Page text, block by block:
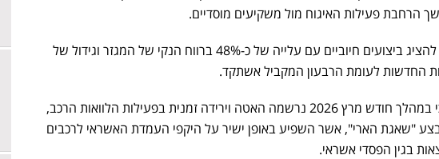
הרחבת פעילות האיגוח מול משקיעים מוסדיים.
גם מגזר הלוואות הרכב המשיך להציג ביצועים חיוביים עם עלייה של כ-48% ברווח הנקי של המגזר וגידול של
עם זאת, במימון ישיר מציינים כי במהלך חודש מרץ 2026 נרשמה האטה וירידה זמנית בפעילות הלוואות הרכב,
"שאגת הארי", אשר השפיע באופן ישיר על היקפי העמדת האשראי לרכבים
בגין הפסדי אשראי.